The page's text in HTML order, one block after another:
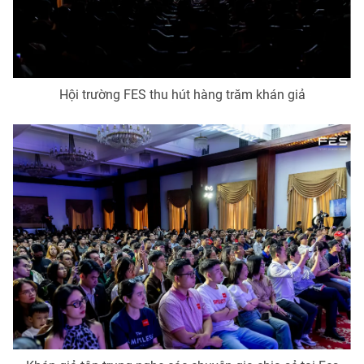
Photo Infographic
Video Shorts video
VTV Money VTV Thể thao
VTV Sức khoẻ Bất động sản
Thị trường 24h Tấm lòng Việt
VTV4 Vươn mình bằng AI
VTV9 VTV8
Liên hệ tòa soạn English
Hội trường FES thu hút hàng trăm khán giả